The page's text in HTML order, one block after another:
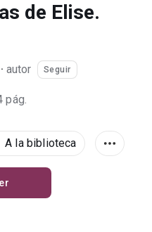
de Elise.
· autor Seguir
pág.
A la biblioteca